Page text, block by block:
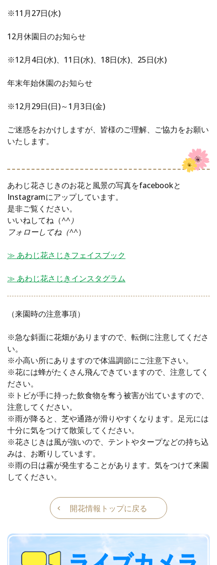
※11月27日(水)
12月休園日のお知らせ
※12月4日(水)、11日(水)、18日(水)、25日(水)
年末年始休園のお知らせ
※12月29日(日)～1月3日(金)
ご迷惑をおかけしますが、皆様のご理解、ご協力をお願い
いたします。
あわじ花さじきのお花と風景の写真をfacebookと
Instagramにアップしています。
是非ご覧ください。
いいねしてね（^^）
フォローしてね（^^）
≫ あわじ花さじきフェイスブック
≫ あわじ花さじきインスタグラム
（来園時の注意事項）
※急な斜面に花畑がありますので、転倒に注意してくださ
い。
※小高い所にありますので体温調節にご注意下さい。
※花には蜂がたくさん飛んできていますので、注意してく
ださい。
※トビが手に持った飲食物を奪う被害が出ていますので、
注意してください。
※雨が降ると、芝や通路が滑りやすくなります。足元には
十分に気をつけて散策してください。
※花さじきは風が強いので、テントやタープなどの持ち込
みは、お断りしています。
※雨の日は霧が発生することがあります。気をつけて来園
してください。
開花情報トップに戻る